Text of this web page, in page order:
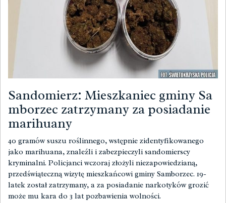
Sandomierz: Mieszkaniec gminy Sa
mborzec zatrzymany za posiadanie
marihuany
40 gramów suszu roślinnego, wstępnie zidentyfikowanego
jako marihuana, znaleźli i zabezpieczyli sandomierscy
kryminalni. Policjanci wczoraj złożyli niezapowiedzianą,
przedświąteczną wizytę mieszkańcowi gminy Samborzec. 19-
latek został zatrzymany, a za posiadanie narkotyków grozić
może mu kara do 3 lat pozbawienia wolności.